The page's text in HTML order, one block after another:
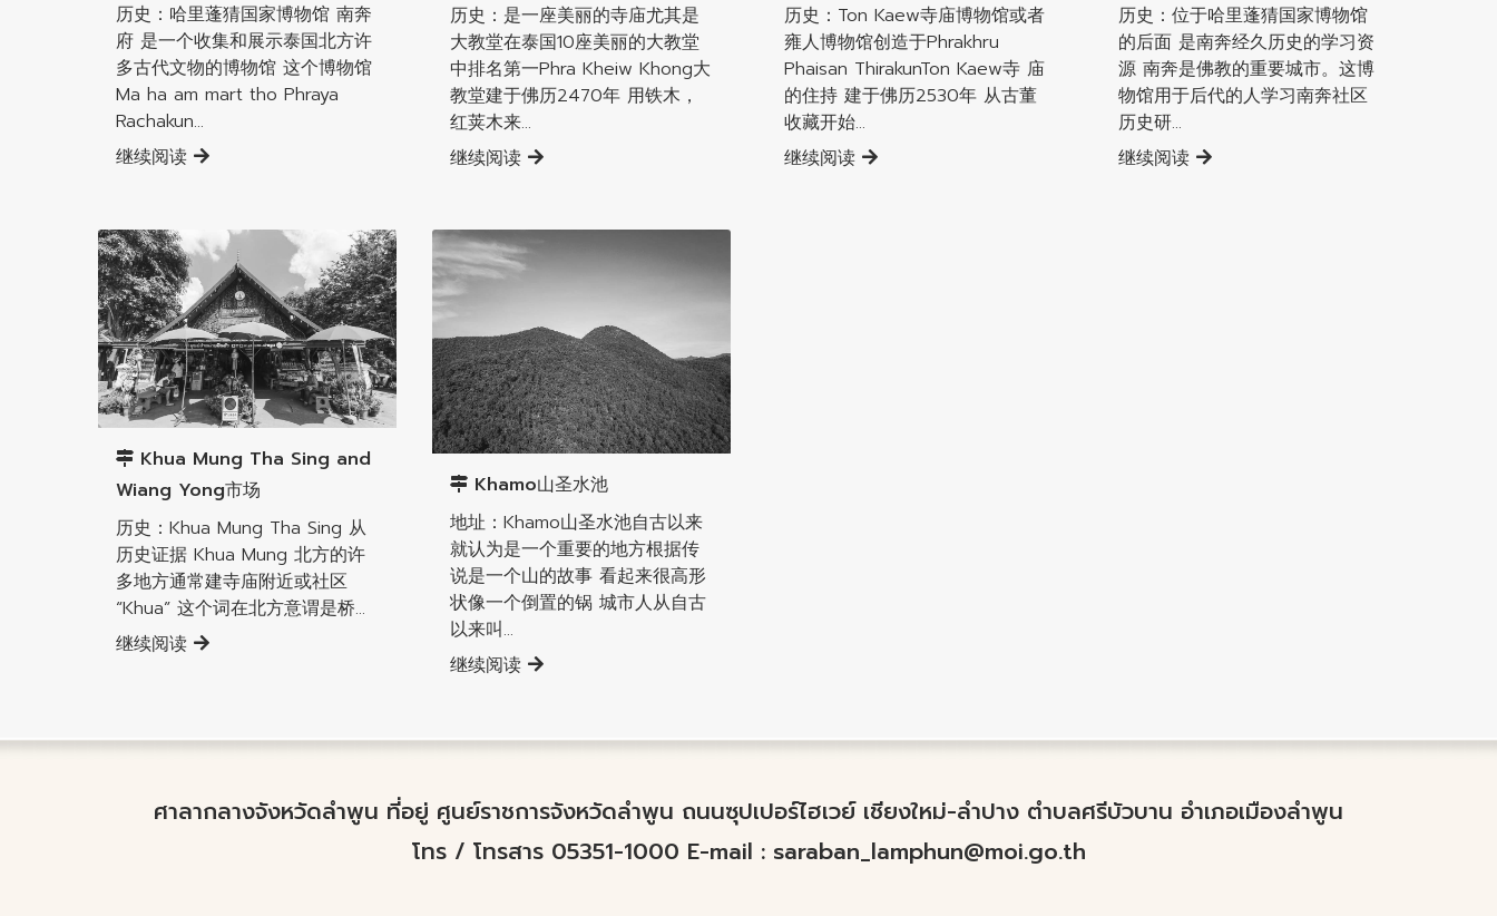
历史：哈里蓬猜国家博物馆 南奔
府 是一个收集和展示泰国北方许
多古代文物的博物馆 这个博物馆
Ma ha am mart tho Phraya
Rachakun...
继续阅读
历史：是一座美丽的寺庙尤其是
大教堂在泰国10座美丽的大教堂
中排名第一Phra Kheiw Khong大
教堂建于佛历2470年 用铁木，
红荚木来...
继续阅读
历史：Ton Kaew寺庙博物馆或者
雍人博物馆创造于Phrakhru
Phaisan ThirakunTon Kaew寺 庙
的住持 建于佛历2530年 从古董
收藏开始...
继续阅读
历史：位于哈里蓬猜国家博物馆
的后面 是南奔经久历史的学习资
源 南奔是佛教的重要城市。这博
物馆用于后代的人学习南奔社区
历史研...
继续阅读
南奔直辖县
Khua Mung Tha Sing and
Wiang Yong市场
历史：Khua Mung Tha Sing 从
历史证据 Khua Mung 北方的许
多地方通常建寺庙附近或社区
“Khua” 这个词在北方意谓是桥...
继续阅读
南奔直辖县
Khamo山圣水池
地址：Khamo山圣水池自古以来
就认为是一个重要的地方根据传
说是一个山的故事 看起来很高形
状像一个倒置的锅 城市人从自古
以来叫...
继续阅读
ศาลากลางจังหวัดลำพูน ที่อยู่ ศูนย์ราชการจังหวัดลำพูน ถนนซุปเปอร์ไฮเวย์ เชียงใหม่-ลำปาง ตำบลศรีบัวบาน อำเภอเมืองลำพูน
โทร / โทรสาร 05351-1000 E-mail : saraban_lamphun@moi.go.th